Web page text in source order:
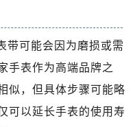
带可能会因为磨损或需
手表作为高端品牌之
似，但具体步骤可能略
可以延长手表的使用寿